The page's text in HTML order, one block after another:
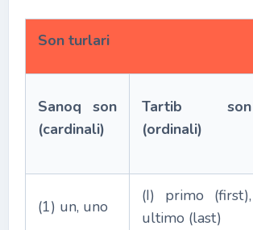
Son turlari
Sanoq son
(cardinali)
Tartib son
(ordinali)
(1) un, uno
(I) primo (first),
ultimo (last)